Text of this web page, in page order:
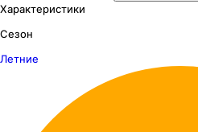
Характеристики
Сезон
Летние